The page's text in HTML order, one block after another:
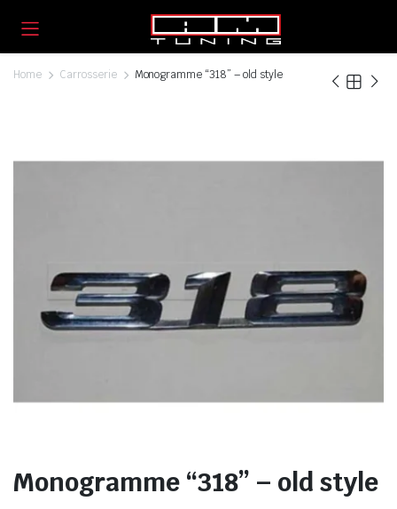
Home Carrosserie Monogramme “318” – old style
Monogramme “318” – old style